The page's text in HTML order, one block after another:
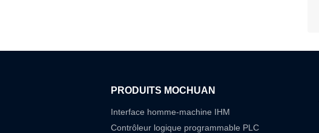
PRODUITS MOCHUAN
Interface homme-machine IHM
Contrôleur logique programmable PLC